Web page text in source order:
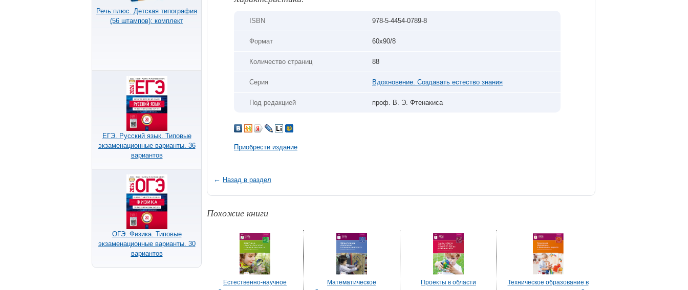
Речь:плюс. Детская типография
(56 штампов): комплект
ЕГЭ. Русский язык. Типовые
экзаменационные варианты. 36
вариантов
ОГЭ. Физика. Типовые
экзаменационные варианты. 30
вариантов
ISBN 978-5-4454-0789-8
Формат 60х90/8
Количество страниц 88
Серия Вдохновение. Создавать естество знания
Под редакцией проф. В. Э. Фтенакиса
Приобрести издание
← Назад в раздел
Похожие книги
Естественно-научное
Математическое
Проекты в области
Техническое образование в